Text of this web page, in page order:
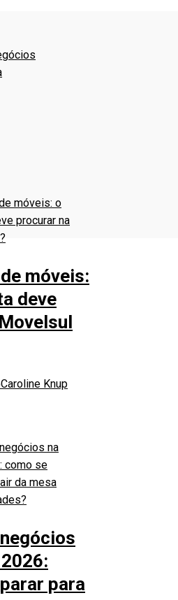
móveis:
deve
Caroline Knup
para